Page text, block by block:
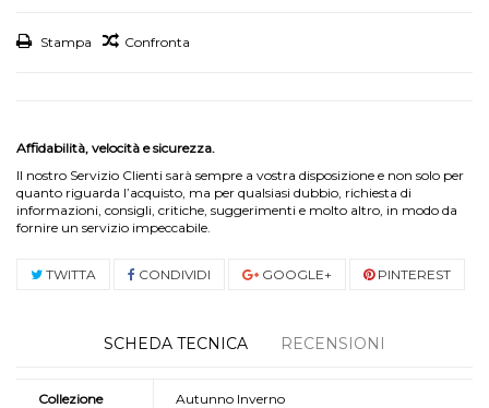
Stampa Confronta
Affidabilità, velocità e sicurezza.
Il nostro Servizio Clienti sarà sempre a vostra disposizione e non solo per
quanto riguarda l’acquisto, ma per qualsiasi dubbio, richiesta di
informazioni, consigli, critiche, suggerimenti e molto altro, in modo da
fornire un servizio impeccabile.
TWITTA CONDIVIDI GOOGLE+ PINTEREST
SCHEDA TECNICA RECENSIONI
Collezione Autunno Inverno